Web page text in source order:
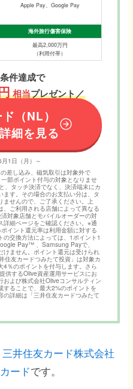
Apple Pay、Google Pay
海外旅行傷害保険
最高2,000万円
（利用付帯）
件達成で
相当プレゼント／
（NL）
細を見る
1日（月）～
差し込み、磁気取引は対象外で
部ポイント付与の対象となりませ
、タッチ決済でなく、決済端末にカ
す。その場合のお支払い分は、タ
ませんので、ご了承ください。上
ご利用される店舗によって異なる
対象店舗とモバイルオーダーの対
細ページをご確認ください。※通
イント還元率は利用金額に対する
交換方法によっては、1ポイント1
Pay™ 、Samsung Payで、
ません。ポイント還元は受けられ
住友カードつみたて投資」は対象カ
4％のポイントを付与します。さら
供するOlive資産運用サービスにお
よび株式会社Oliveコンサルティン
することで、最大2%のポイントを
詳細は「三井住友カードつみたて
井住友カード株式会社
ードです。